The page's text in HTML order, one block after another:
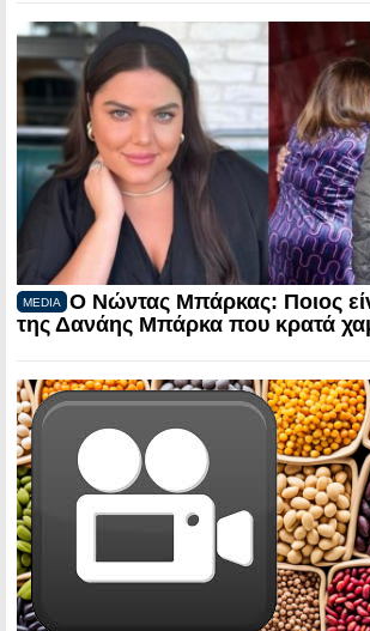
MEDIA
Ο Νώντας Μπάρκας: Ποιος
της Δανάης Μπάρκα που κρατά